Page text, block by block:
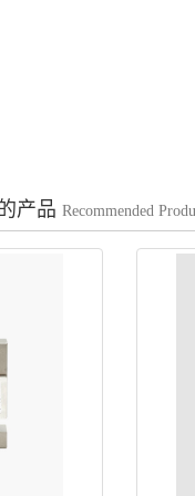
产品 Recommended